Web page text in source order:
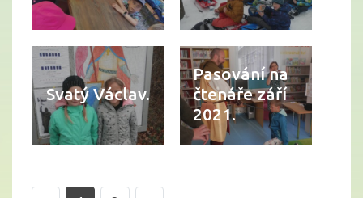
Svatý Václav.
Pasování na
čtenáře září
2021.